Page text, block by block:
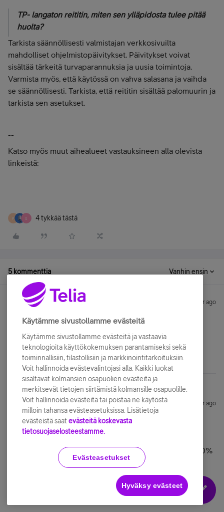
TP- langaton reititin, miten sen ylläpidosta tulee pitää
huolta?
Tarkista säännöllisesti valmistajan verkkosivuilta
mahdolliset ohjelmistopäivitykset. Päivitykset voivat
sisältää tärkeitä turvaparannuksia ja uusia toimintoja.
Varmista myös, että käytössä on vahva salasana ja vaihda
se säännöllisesti. Tarkista, että reititin sisältää palomuurin ja
tarkista sen asetukset.
--
Katso myös muut aihealueet vastauksineen alla olevista
linkeistä:
P S 4 tykkää tästä
5 kommenttia Vanhin ensin
tero812 Forum|Forum|1 year ago
no onko kaikissa uusissa ja kalleissa reittimissä nykyisin
sisäinen palomuuri
HenriLie Forum|Forum|1 year ago
no onko kaikissa uusissa ja kalleissa reittimissä nykyisin
sisäinen palomuuri
Hyvin yleisesti kyllä on. Tätä ei kuitenkaan voi sanoa 100%
varmuudella, koska laitevalmistajia on todella paljon ja
palomuurin sisältyminen laitteeseen riippuu ihan
laitevalmistajasta. Meiltä hankitut reitittimet sisältävät aina
Käytämme sivustollamme evästeitä
Käytämme sivustollamme evästeitä ja vastaavia
teknologioita käyttökokemuksen parantamiseksi sekä
toiminnallisiin, tilastollisiin ja markkinointitarkoituksiin.
Voit hallinnoida evästevalintojasi alla. Kaikki luokat
sisältävät kolmansien osapuolien evästeitä ja
merkitsevät tietojen siirtämistä kolmansille osapuolille.
Voit hallinnoida evästeitä tai poistaa ne käytöstä
milloin tahansa evästeasetuksissa. Lisätietoja
evästeistä saat evästeitä koskevasta
tietosuojaselosteestamme.
Evästeasetukset
Hyväksy evästeet